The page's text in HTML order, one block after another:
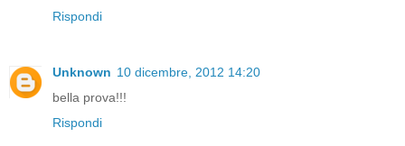
Rispondi
Unknown 10 dicembre, 2012 14:20
bella prova!!!
Rispondi